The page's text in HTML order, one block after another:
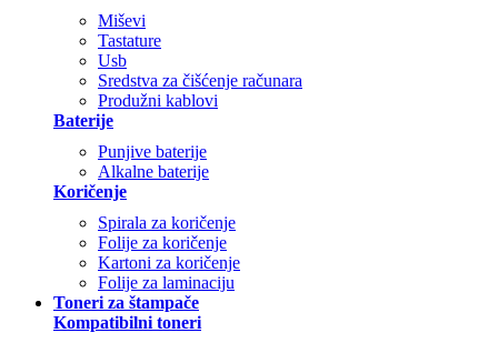
Miševi
Tastature
Usb
Sredstva za čišćenje računara
Produžni kablovi
Baterije
Punjive baterije
Alkalne baterije
Koričenje
Spirala za koričenje
Folije za koričenje
Kartoni za koričenje
Folije za laminaciju
Toneri za štampače
Kompatibilni toneri